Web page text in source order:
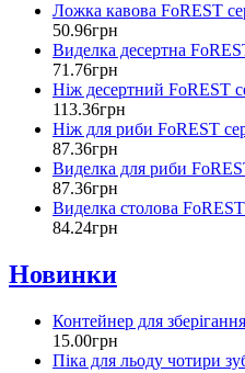
Ложка кавова FoREST
50.96грн
Виделка десертна
71 .76грн
Ніж десертний FoREST
113.36грн
Ніж для риби FoREST
87.36грн
Виделка для риби
87.36грн
Виделка столова
84.24грн
Новинки
Контейнер для
15.00грн
Піка для льоду чотири